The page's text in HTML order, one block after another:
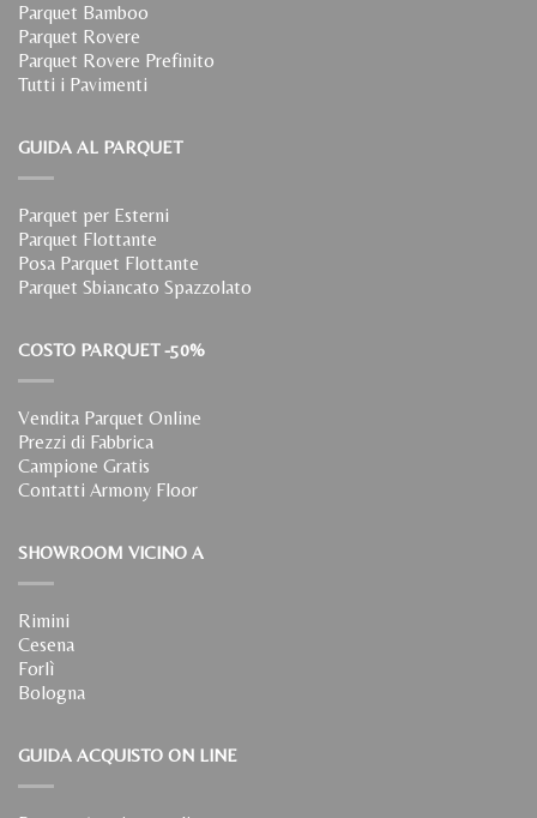
Parquet Bamboo
Parquet Rovere
Parquet Rovere Prefinito
Tutti i Pavimenti
GUIDA AL PARQUET
Parquet per Esterni
Parquet Flottante
Posa Parquet Flottante
Parquet Sbiancato Spazzolato
COSTO PARQUET -50%
Vendita Parquet Online
Prezzi di Fabbrica
Campione Gratis
Contatti Armony Floor
SHOWROOM VICINO A
Rimini
Cesena
Forlì
Bologna
GUIDA ACQUISTO ON LINE